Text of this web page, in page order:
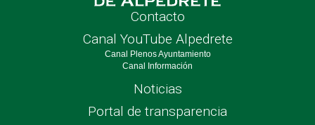
Contacto
Canal YouTube Alpedrete
Canal Plenos Ayuntamiento
Canal Información
Noticias
Portal de transparencia